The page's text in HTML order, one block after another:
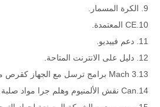
9. الكرة المسمار.
10.CE المعتمدة.
11. دعم فييديو.
12. دليل على الانترنت المتاحة.
13.Mach 3 برامج ترسل مع الجهاز كقرص مضغوط.
14.Can نقش الألمنيوم وهلم جرا مواد صلبة أخرى.